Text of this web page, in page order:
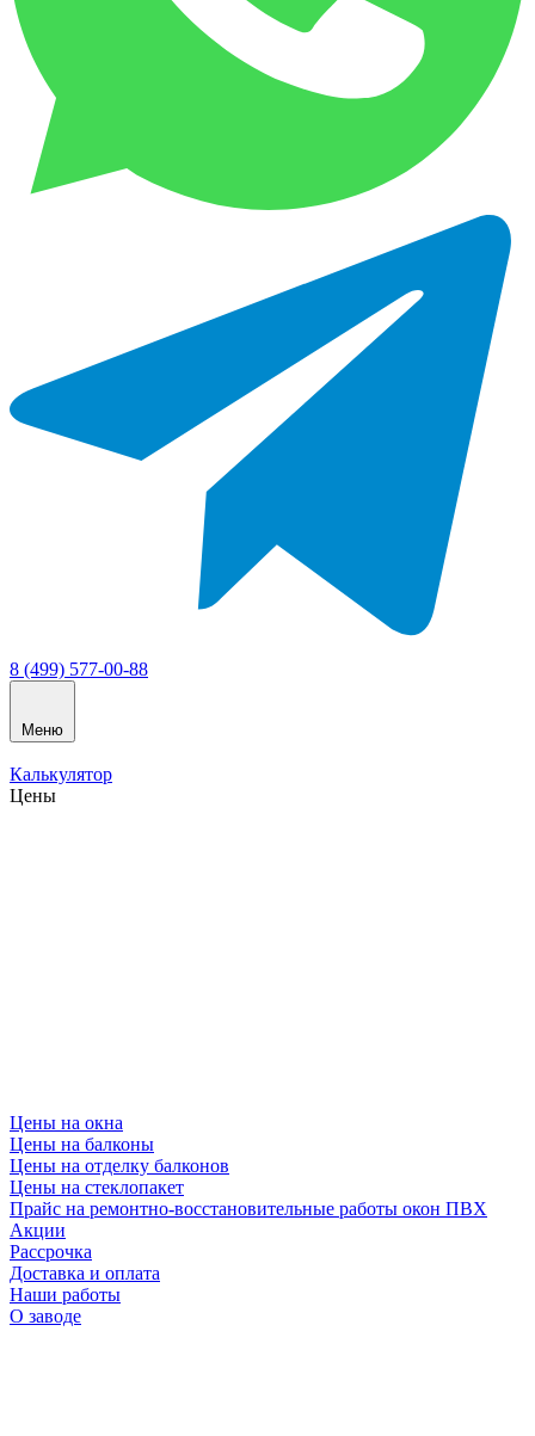
8 (499) 577-00-88
Меню
Калькулятор
Цены
Цены на окна
Цены на балконы
Цены на отделку балконов
Цены на стеклопакет
Прайс на ремонтно-восстановительные работы окон ПВХ
Акции
Рассрочка
Доставка и оплата
Наши работы
О заводе